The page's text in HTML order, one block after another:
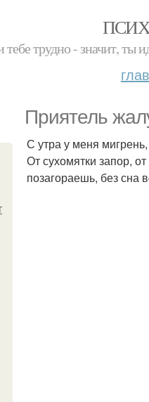
тебе трудно - значит, ты
Приятель
С утра у меня
От сухомятки запор,
позагораешь, без сна